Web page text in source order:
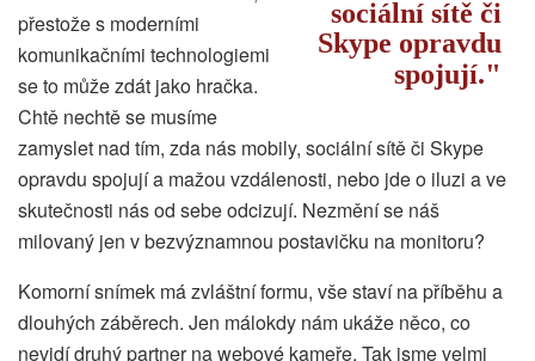
sociální sítě či
Skype opravdu
spojují.
přestože s moderními
komunikačními technologiemi
se to může zdát jako hračka.
Chtě nechtě se musíme
zamyslet nad tím, zda nás mobily, sociální sítě či Skype
opravdu spojují a mažou vzdálenosti, nebo jde o iluzi a ve
skutečnosti nás od sebe odcizují. Nezmění se náš
milovaný jen v bezvýznamnou postavičku na monitoru?
Komorní snímek má zvláštní formu, vše staví na příběhu a
dlouhých záběrech. Jen málokdy nám ukáže něco, co
nevidí druhý partner na webové kameře. Tak jsme velmi